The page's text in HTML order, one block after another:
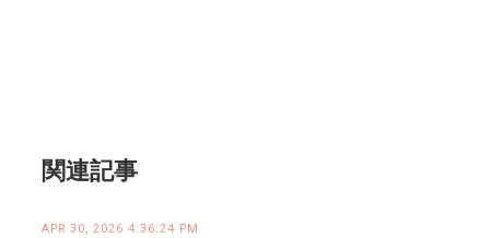
関連記事
APR 30, 2026 4:36:24 PM